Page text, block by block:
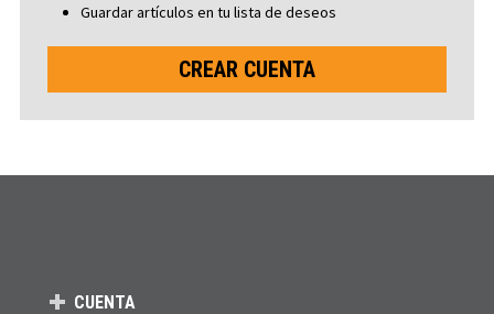
Guardar artículos en tu lista de deseos
CREAR CUENTA
CUENTA